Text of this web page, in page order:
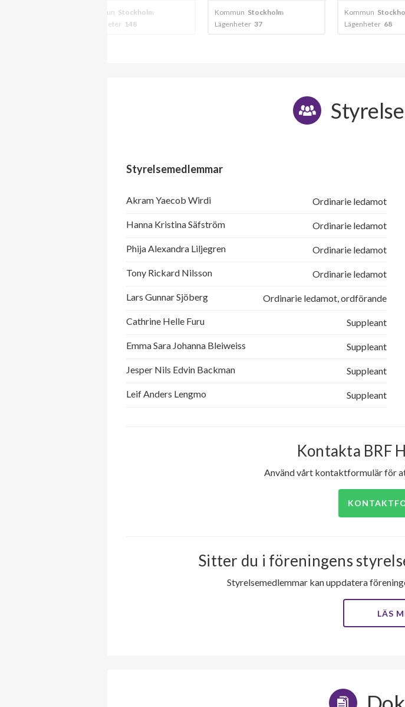
Kommun Stockholm
Lägenheter 148
Kommun Stockholm
Lägenheter 37
Kommun
Lägenheter 68
Styrelsemedlemmar
Akram Yaecob Wirdi Ordinarie ledamot
Hanna Kristina Säfström Ordinarie ledamot
Phija Alexandra Liljegren Ordinarie ledamot
Tony Rickard Nilsson Ordinarie ledamot
Lars Gunnar Sjöberg Ordinarie ledamot, ordförande
Cathrine Helle Furu Suppleant
Emma Sara Johanna Bleiweiss Suppleant
Jesper Nils Edvin Backman Suppleant
Leif Anders Lengmo Suppleant
Kontakta BRF
Använd vårt kontaktformulär för
Sitter du i föreningens
Styrelsemedlemmar kan uppdatera
LÄS